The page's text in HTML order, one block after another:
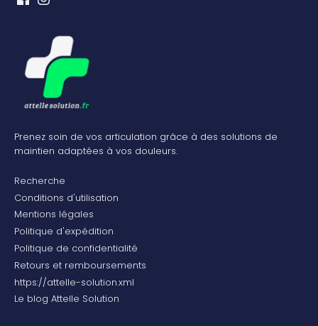
Prenez soin de vos articulation grâce à des solutions de
maintien adaptées à vos douleurs.
Recherche
Conditions d'utilisation
Mentions légales
Politique d'expédition
Politique de confidentialité
Retours et remboursements
https://attelle-solution.xml
Le blog Attelle Solution